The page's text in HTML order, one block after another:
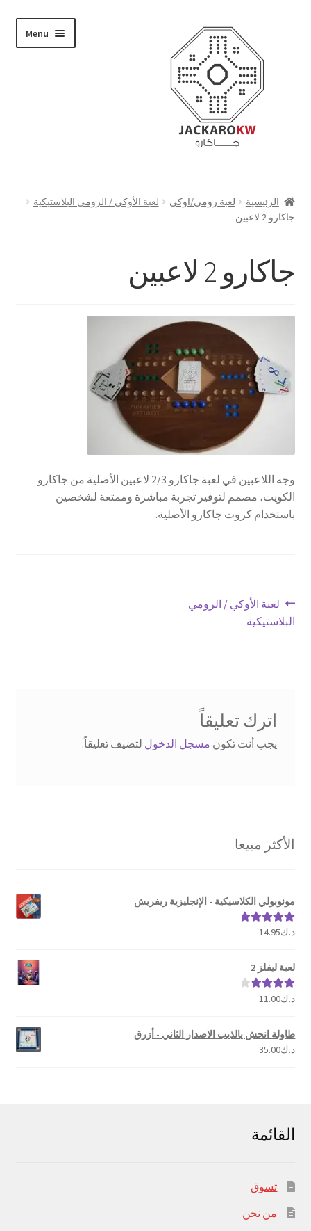
navigation
content
Menu
من نحن
العربية
الرئيسية لعبة رومي/اوكي
لعبة الأوكي / الرومي البلاستيكية
جاكارو 2 لاعبين
جاكارو 2 لاعبين
وجه اللاعبين في لعبة جاكارو 2/3 لاعبين الأصلية من جاكارو
الكويت، مصمم لتوفير تجربة مباشرة وممتعة لشخصين
باستخدام كروت جاكارو الأصلية.
تصفّح
المقالات
Previous
post:
لعبة الأوكي / الرومي
البلاستيكية
اترك تعليقاً
يجب أنت تكون مسجل الدخول لتضيف تعليقاً.
الأكثر مبيعا
مونوبولي الكلاسيكية - الإنجليزية ريفريش
تم التقييم
د.ك14.95
لعبة ليفلز 2
تم التقييم
د.ك11.00
طاولة انحش يالذيب الاصدار الثاني - أزرق
د.ك35.00
القائمة
تسوق
من نحن